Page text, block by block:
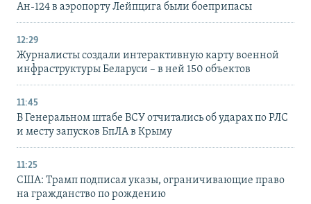
Ан-124 в аэропорту Лейпцига были боеприпасы
12:29
Журналисты создали интерактивную карту военной
инфраструктуры Беларуси – в ней 150 объектов
11:45
В Генеральном штабе ВСУ отчитались об ударах по РЛС
и месту запусков БпЛА в Крыму
11:25
США: Трамп подписал указы, ограничивающие право
на гражданство по рождению